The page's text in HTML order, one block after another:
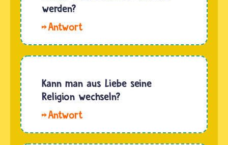
oder
also
Gemeinschaften,
wie zum
auch
Berufsgruppen…
werden?
Hindus
keine
Götter
oder
Göttinnen,
die nur
Kann man aus Liebe seine
Religion wechseln?
aus Liebe